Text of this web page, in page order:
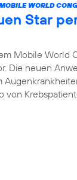
WORLD
Star
Mobile World
Die neuen
von